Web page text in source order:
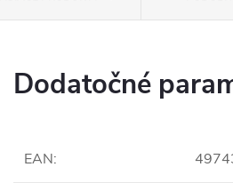
Dodatočné
EAN: